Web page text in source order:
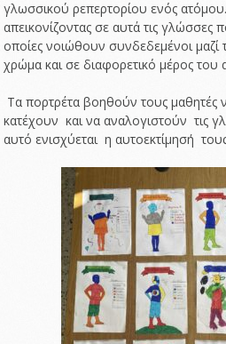
τάξη.
γλωσσικού ρεπερτορίου ενός
απεικονίζοντας σε αυτά τις
οποίες νοιώθουν συνδεδεμένοι
χρώμα και σε διαφορετικό μέρος
Τα πορτρέτα βοηθούν τους
κατέχουν και να αναλογιστούν τις
αυτό ενισχύεται η αυτοεκτίμησή